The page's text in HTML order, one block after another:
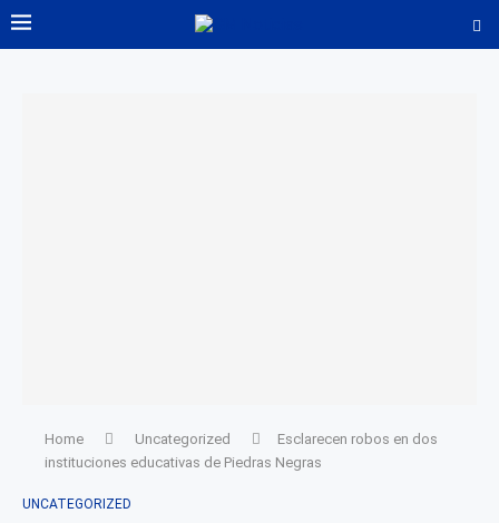
Home Uncategorized
Esclarecen robos en dos
instituciones educativas de Piedras Negras
UNCATEGORIZED